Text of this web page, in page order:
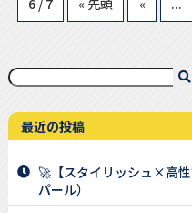
6 / 7 « 先頭 « ...
最近の投稿
🚀【スタイリッシュ×高
パール）